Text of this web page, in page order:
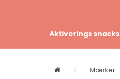
Aktiverings snacks
Mærker